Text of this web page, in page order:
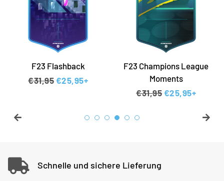
F23 Flashback
Normaler Preis
€31,95 Sonderpreis
€25,95+
F23 Champions League
Moments
Normaler Preis
€31,95 Sonderpreis
€25,95+
Schnelle und sichere Lieferung